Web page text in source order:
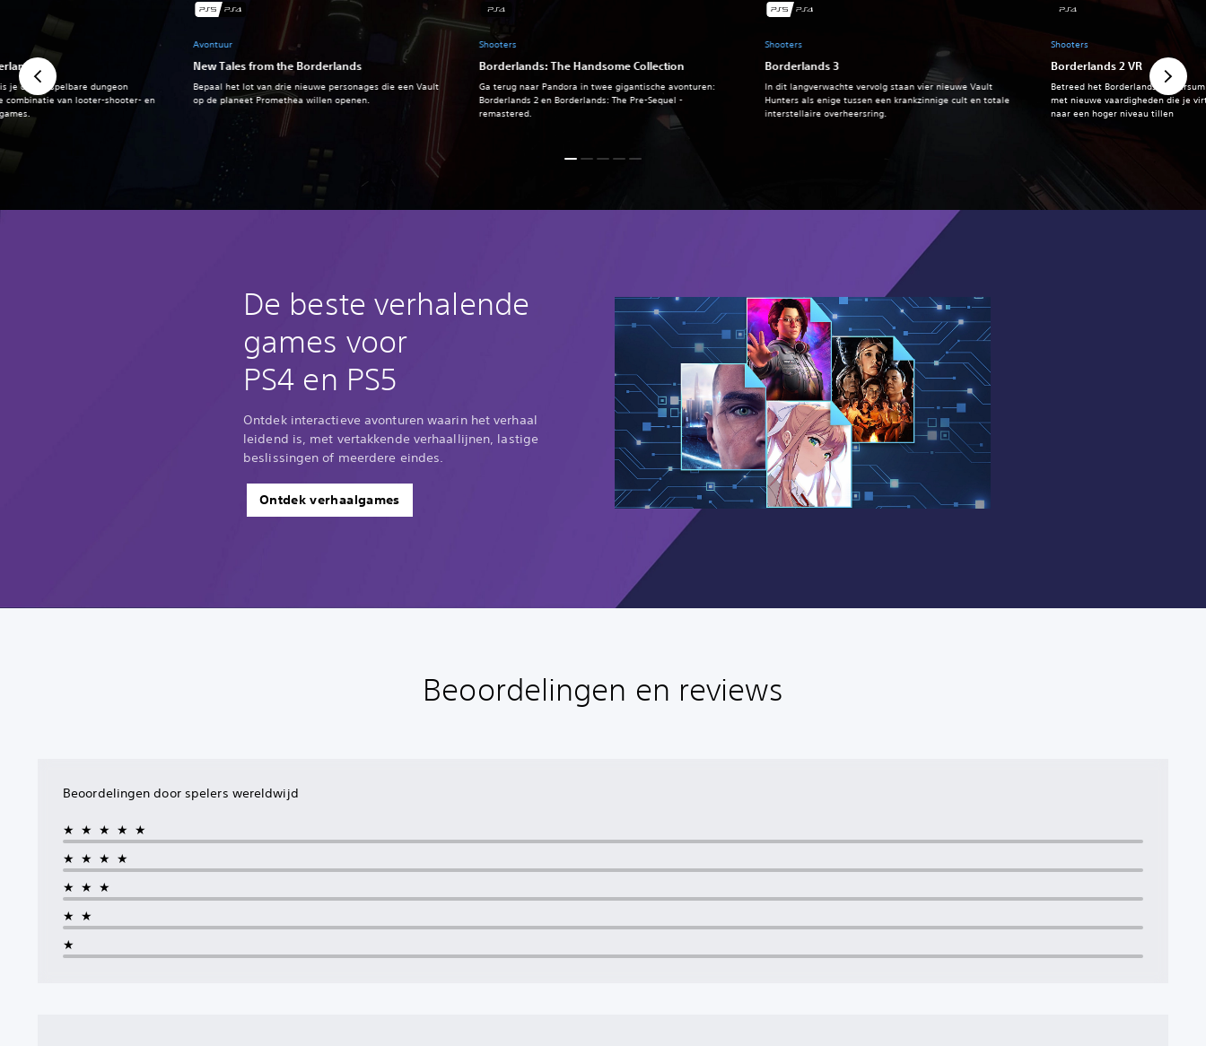
Shooters
Borderlands: The Handsome Collection
Ga terug naar Pandora in twee gigantische avonturen:
Borderlands 2 en Borderlands: The Pre-Sequel -
remastered.
Shooters
Borderlands 3
In dit langverwachte vervolg staan vier nieuwe Vault
Hunters als enige tussen een krankzinnige cult en totale
interstellaire overheersring.
Shooters
Borderlands 2 VR
Betreed het Borderlands-
met nieuwe vaardigheden die je
naar een hoger niveau tillen
je onvoorspelbare dungeon
combinatie van looter-shooter- en
Avontuur
New Tales from the Borderlands
Bepaal het lot van drie nieuwe personages die een Vault
op de planeet Promethea willen openen.
De beste verhalende
games voor
PS4 en PS5
Ontdek interactieve avonturen waarin het verhaal
leidend is, met vertakkende verhaallijnen, lastige
beslissingen of meerdere eindes.
Ontdek verhaalgames
Beoordelingen en reviews
Beoordelingen door spelers wereldwijd
★★★★★
★★★★
★★★
★★
★